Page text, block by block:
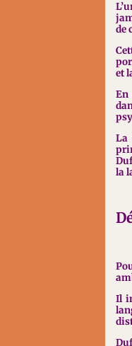
de
et
En
La
la
Il